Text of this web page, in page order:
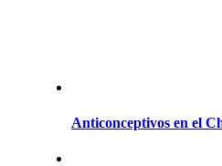
Anticonceptivos en el